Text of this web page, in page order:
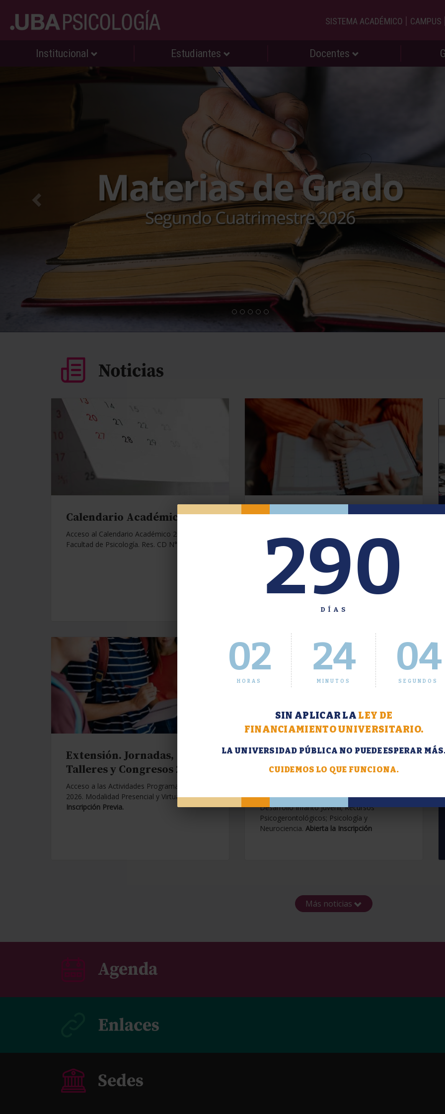
290
DÍAS
02
HORAS
24
MINUTOS
05
SEGUNDOS
SIN APLICAR LA LEY DE
FINANCIAMIENTO UNIVERSITARIO.
LA UNIVERSIDAD PÚBLICA NO PUEDE ESPERAR
CUIDEMOS LO QUE FUNCIONA.
SISTEMA ACADÉMICO | CAMPUS |
Institucional Estudiantes Docentes
Calendario Académico 2026.
Acceso al Calendario Académico 2026 de la
Facultad de Psicología. Res. CD N°1112/25.
Oferta de Grado. Segundo
Inscripción del 30 de julio al 4 de agosto a
través del Sistema Académico
Extensión. Jornadas,
Talleres y Congresos 2026.
Acceso a las Actividades Programadas para
2026. Modalidad Presencial y Virtual.Con
Inscripción Previa.
Extensión. Diplomaturas
2026.
Contemporáneas; Problemáticas en el
Desarrollo Infanto Juvenil; Recursos
Psicogerontológicos; Psicología y
Neurociencia. Abierta la Inscripción
Más noticias